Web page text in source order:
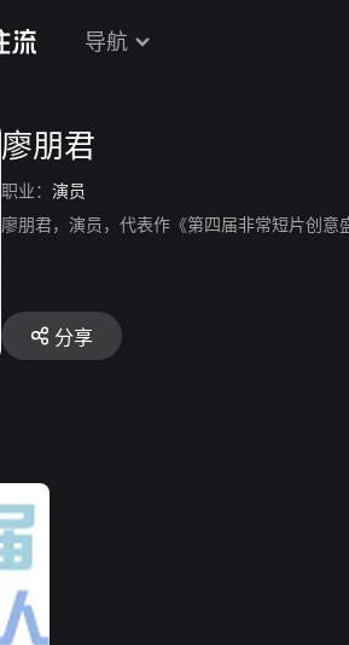
导航
廖朋君
职业： 演员
廖朋君，演员，代表作《第四届非常短片创意
分享